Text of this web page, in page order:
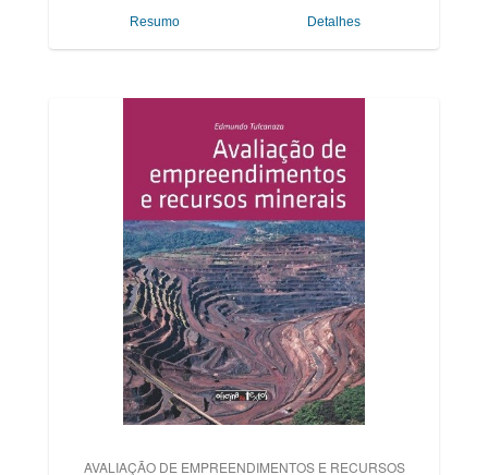
Resumo Detalhes
AVALIAÇÃO DE EMPREENDIMENTOS E RECURSOS